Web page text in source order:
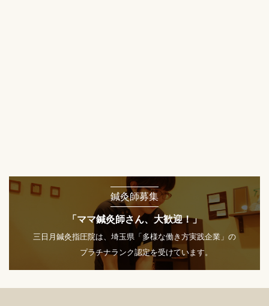
鍼灸師募集
「ママ鍼灸師さん、大歓迎！」
三日月鍼灸指圧院は、埼玉県「多様な働き方実践企業」の
プラチナランク認定を受けています。